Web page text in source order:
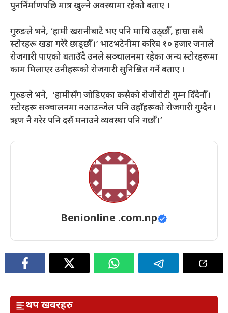
पुनर्निर्माणपछि मात्र खुल्ने अवस्थामा रहेको बताए ।
गुरुङले भने, ‘हामी खरानीबाटै भए पनि माथि उठ्छौँ, हाम्रा सबै
स्टोरहरू खडा गरेरै छाड्छौँ।’ भाटभटेनीमा करिब १० हजार जनाले
रोजगारी पाएको बताउँदै उनले सञ्चालनमा रहेका अन्य स्टोरहरूमा
काम मिलाएर उनीहरूको रोजगारी सुनिश्चित गर्ने बताए ।
गुरुङले भने, ‘हामीसँग जोडिएका कसैको रोजीरोटी गुम्न दिँदैनौँ।
स्टोरहरू सञ्चालनमा नआउन्जेल पनि उहाँहरूको रोजगारी गुम्दैन।
ऋण नै गरेर पनि दसैँ मनाउने व्यवस्था पनि गर्छौँ।’
Benionline .com.np
थप खवरहरु